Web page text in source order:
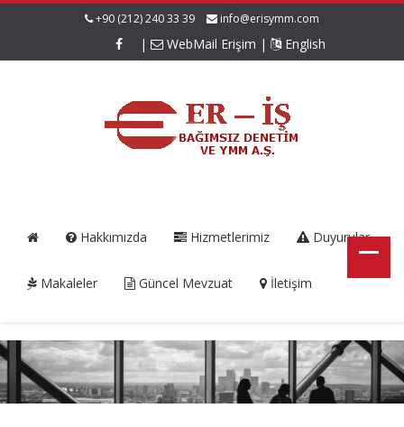
+90 (212) 240 33 39 info@erisymm.com
| WebMail Erişim | English
Hakkımızda Hizmetlerimiz Duyurular
Makaleler Güncel Mevzuat İletişim